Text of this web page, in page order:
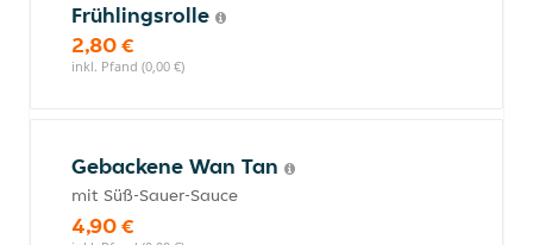
Frühlingsrolle
2,80 €
inkl. Pfand (0,00 €)
Gebackene Wan Tan
mit Süß-Sauer-Sauce
4,90 €